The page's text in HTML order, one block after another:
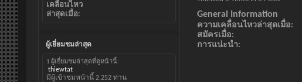
เคลื่อนไหว
ล่าสุดเมื่อ
ผู้เยี่ยมชมล่าสุด
1 ผู้เยี่ยมชมล่าสุดที่ดูหน้านี้:
thiewtat
มีผู้เข้าชมหน้านี้ 2,252 ท่าน
General Information
ความเคลื่อนไหวล่าสุดเมื่อ
สมัครเมื่อ
การแน่ะนำ